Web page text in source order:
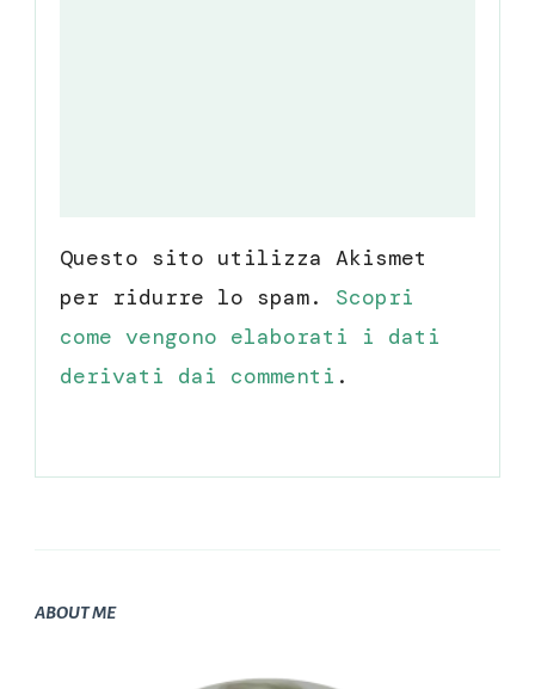
Questo sito utilizza Akismet
per ridurre lo spam. Scopri
come vengono elaborati i dati
derivati dai commenti .
ABOUT ME